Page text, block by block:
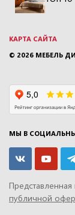
КАРТА САЙТА
© 2026 МЕБЕЛЬ
МЫ В
публичной